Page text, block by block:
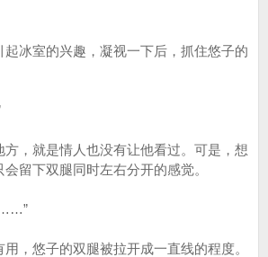
冰室的兴趣，凝视一下后，抓住悠子的
，就是情人也没有让他看过。可是，想
留下双腿同时左右分开的感觉。
悠子的双腿被拉开成一直线的程度。